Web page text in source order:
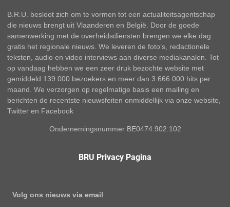
B.R.U. besloot zich om te vormen tot een actualiteitsagentschap
die nieuws brengt uit Vlaanderen en België. Door de goede
samenwerking met de overheidsdiensten brengen we elke dag
gratis het regionale nieuws. We leveren de foto’s, redactionele
teksten, audio en video interviews aan diverse mediakanalen. Tot
op vandaag hebben we een zeer druk bezochte website met
gemiddeld 139.000 bezoekers en meer dan 3.666.000 hits per
maand. We verzorgen op regelmatige basis een mailing en
berichten de recentste nieuwsfeiten onmiddellijk via onze website,
Twitter en Facebook
Ondernemingsnummer BE0474.902.102
BRU Privacy Pagina
Volg ons nieuws via email